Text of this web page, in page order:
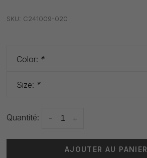
SKU: C241009-020
Color: *
Size: *
Quantité: +
-
AJOUTER AU PANIER